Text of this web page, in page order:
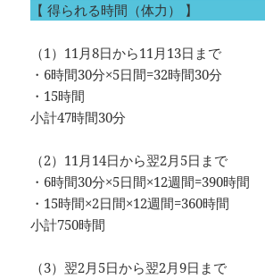
【 得られる時間（体力） 】
（1）11月8日から11月13日まで
・6時間30分×5日間=32時間30分
・15時間
小計47時間30分
（2）11月14日から翌2月5日まで
・6時間30分×5日間×12週間=390時間
・15時間×2日間×12週間=360時間
小計750時間
（3）翌2月5日から翌2月9日まで